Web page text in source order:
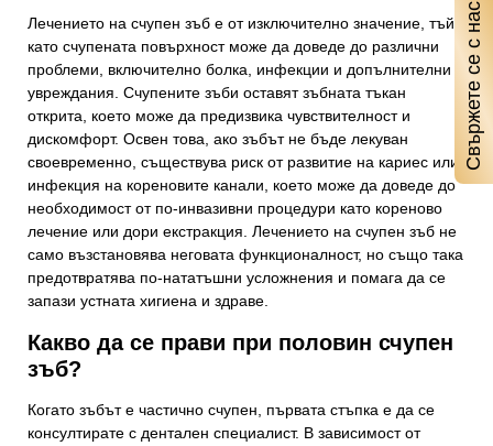
Свържете се с нас
Лечението на счупен зъб е от изключително значение, тъй
като счупената повърхност може да доведе до различни
проблеми, включително болка, инфекции и допълнителни
увреждания. Счупените зъби оставят зъбната тъкан
открита, което може да предизвика чувствителност и
дискомфорт. Освен това, ако зъбът не бъде лекуван
своевременно, съществува риск от развитие на кариес или
инфекция на кореновите канали, което може да доведе до
необходимост от по-инвазивни процедури като кореново
лечение или дори екстракция. Лечението на счупен зъб не
само възстановява неговата функционалност, но също така
предотвратява по-нататъшни усложнения и помага да се
запази устната хигиена и здраве.
Какво да се прави при половин счупен
зъб?
Когато зъбът е частично счупен, първата стъпка е да се
консултирате с дентален специалист. В зависимост от